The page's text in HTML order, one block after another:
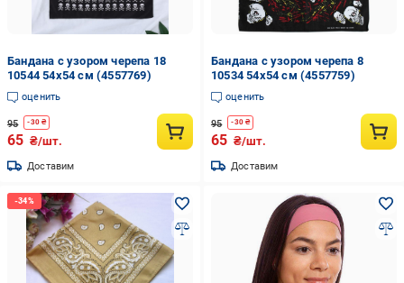
Бандана с узором черепа 18
10544 54х54 см (4557769)
оценить
95 -30 ₴
65 ₴/шт.
Доставим
Бандана с узором черепа 8
10534 54х54 см (4557759)
оценить
95 -30₴
65 ₴/шт.
Доставим